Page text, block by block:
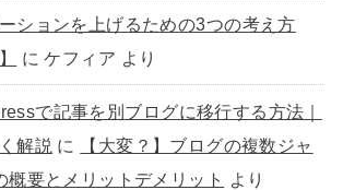
ションを上げるための3つの考え方
にケフィア より
で記事を別ブログに移行する方法｜
解説 に
【大変？】ブログの複数ジャ
概要とメリットデメリット
より